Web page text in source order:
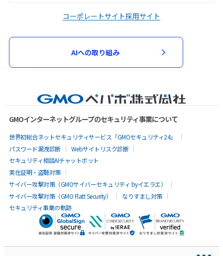
コーポレートサイト採用サイト
AIへの取り組み
GMOインターネットグループのセキュリティ事業について
世界初総合ネットセキュリティサービス「GMOセキュリティ24」
パスワード漏洩診断
Webサイトリスク診断
セキュリティ相談AIチャットボット
実在証明・盗聴対策
サイバー攻撃対策（GMOサイバーセキュリティ byイエラエ）
サイバー攻撃対策（GMO Flatt Security）
なりすまし対策
セキュリティ事業の軌跡